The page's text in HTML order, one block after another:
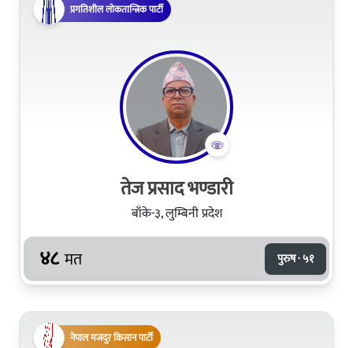
प्रगतिशील लोकतान्त्रिक पार्टी
तेज प्रसाद भण्डारी
बाँके-३, लुम्बिनी प्रदेश
४८ मत पुरुष · ५१
नेपाल मजदुर किसान पार्टी